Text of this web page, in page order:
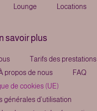
Lounge Locations
savoir plus
Tarifs des prestations
propos de nous
FAQ
de cookies (UE)
générales d’utilisation